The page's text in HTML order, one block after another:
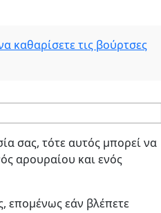
καθαρίσετε τις βούρτσες
σας, τότε αυτός μπορεί να
αρουραίου και ενός
επομένως εάν βλέπετε